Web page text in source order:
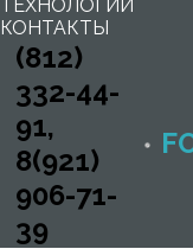
ТЕХНОЛОГИИ
КОНТАКТЫ
(812)
332-44-
91,
8(921)
906-71-
39